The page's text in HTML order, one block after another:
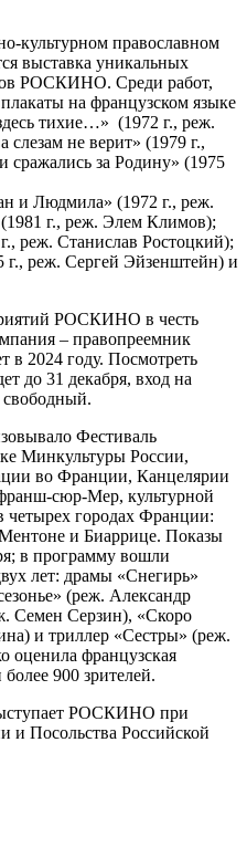
культурном православном
выставка уникальных
РОСКИНО. Среди работ,
плакаты на французском языке
тихие…» (1972 г., реж.
не верит» (1979 г.,
за Родину» (1975
и Людмила» (1972 г., реж.
г., реж. Элем Климов);
реж. Станислав Ростоцкий);
г., реж. Сергей Эйзенштейн) и
РОСКИНО в честь
– правопреемник
в 2024 году. Посмотреть
до 31 декабря, вход на
свободный.
Фестиваль
Минкультуры России,
во Франции, Канцелярии
сюр-Мер, культурной
четырех городах Франции:
и Биаррице. Показы
в программу вошли
лет: драмы «Снегирь»
(реж. Александр
Семен Серзин), «Скоро
и триллер «Сестры» (реж.
оценила французская
900 зрителей.
РОСКИНО при
и Посольства Российской